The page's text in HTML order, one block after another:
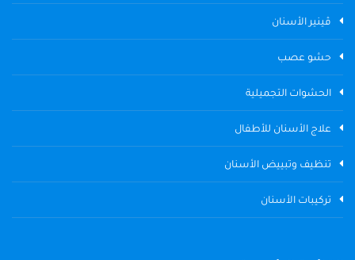
ڤينير الأسنان
حشو عصب
الحشوات التجميلية
علاج الأسنان للأطفال
تنظيف وتبييض الأسنان
تركيبات الأسنان